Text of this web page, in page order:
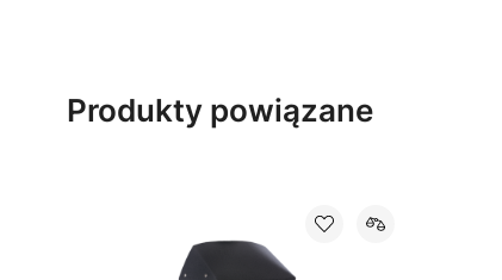
Produkty powiązane